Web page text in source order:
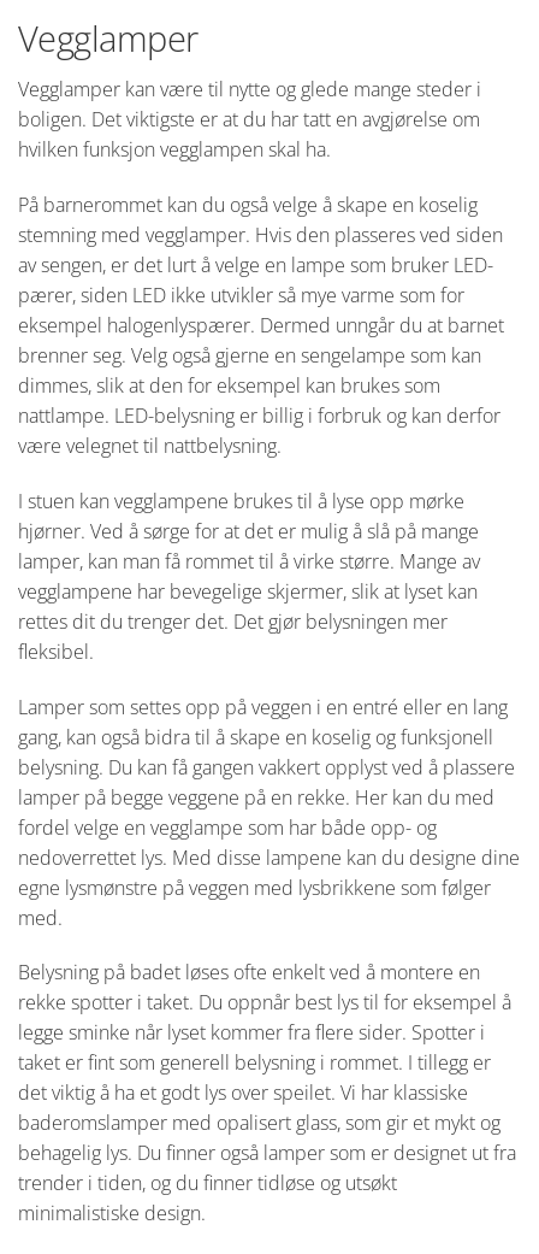
Vegglamper
Vegglamper kan være til nytte og glede mange steder i
boligen. Det viktigste er at du har tatt en avgjørelse om
hvilken funksjon vegglampen skal ha.
På barnerommet kan du også velge å skape en koselig
stemning med vegglamper. Hvis den plasseres ved siden
av sengen, er det lurt å velge en lampe som bruker LED-
pærer, siden LED ikke utvikler så mye varme som for
eksempel halogenlyspærer. Dermed unngår du at barnet
brenner seg. Velg også gjerne en sengelampe som kan
dimmes, slik at den for eksempel kan brukes som
nattlampe. LED-belysning er billig i forbruk og kan derfor
være velegnet til nattbelysning.
I stuen kan vegglampene brukes til å lyse opp mørke
hjørner. Ved å sørge for at det er mulig å slå på mange
lamper, kan man få rommet til å virke større. Mange av
vegglampene har bevegelige skjermer, slik at lyset kan
rettes dit du trenger det. Det gjør belysningen mer
fleksibel.
Lamper som settes opp på veggen i en entré eller en lang
gang, kan også bidra til å skape en koselig og funksjonell
belysning. Du kan få gangen vakkert opplyst ved å plassere
lamper på begge veggene på en rekke. Her kan du med
fordel velge en vegglampe som har både opp- og
nedoverrettet lys. Med disse lampene kan du designe dine
egne lysmønstre på veggen med lysbrikkene som følger
med.
Belysning på badet løses ofte enkelt ved å montere en
rekke spotter i taket. Du oppnår best lys til for eksempel å
legge sminke når lyset kommer fra flere sider. Spotter i
taket er fint som generell belysning i rommet. I tillegg er
det viktig å ha et godt lys over speilet. Vi har klassiske
baderomslamper med opalisert glass, som gir et mykt og
behagelig lys. Du finner også lamper som er designet ut fra
trender i tiden, og du finner tidløse og utsøkt
minimalistiske design.